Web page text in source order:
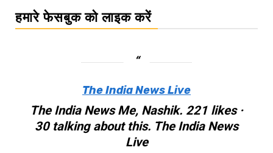
हमारे फेसबुक को लाइक करें
The India News Live
The India News Me, Nashik. 221 likes ·
30 talking about this. The India News
Live